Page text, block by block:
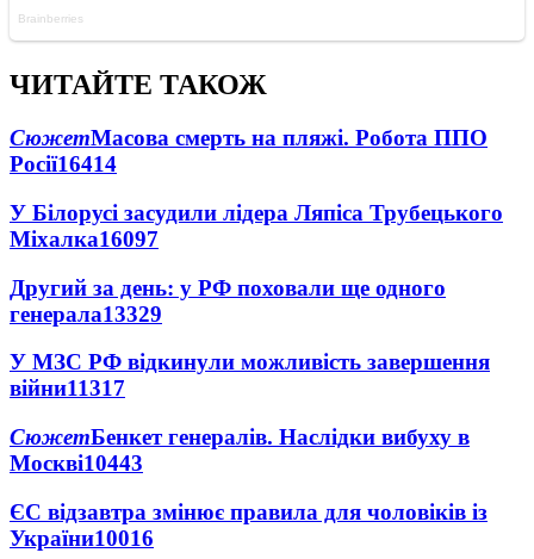
ЧИТАЙТЕ ТАКОЖ
СюжетМасова смерть на пляжі. Робота ППО
Росії16414
У Білорусі засудили лідера Ляпіса Трубецького
Міхалка16097
Другий за день: у РФ поховали ще одного
генерала13329
У МЗС РФ відкинули можливість завершення
війни11317
СюжетБенкет генералів. Наслідки вибуху в
Москві10443
ЄС відзавтра змінює правила для чоловіків із
України10016